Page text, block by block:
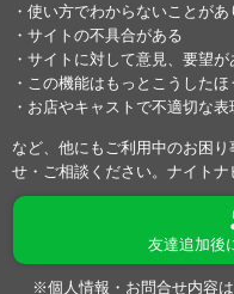
・使い方でわからないことが
・サイトの不具合がある
・サイトに対して意見、要望が
・この機能はもっとこうした
・お店やキャストで不適切な
など、他にもご利用中のお困
せ・ご相談ください。ナイト
友達追加後
※個人情報・お問合せ内容